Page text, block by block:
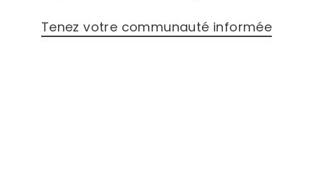
Tenez votre communauté informée